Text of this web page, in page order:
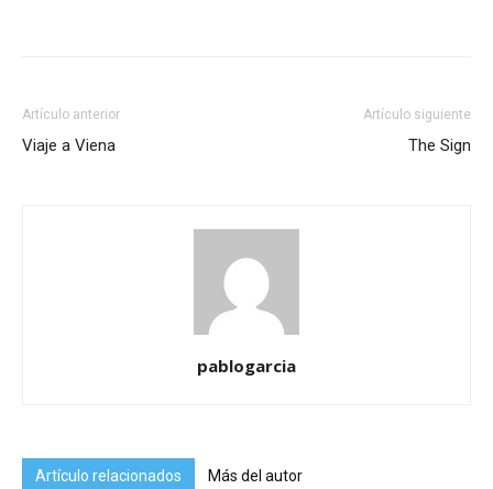
Artículo anterior
Viaje a Viena
Artículo siguiente
The Sign
pablogarcia
Artículo relacionados Más del autor